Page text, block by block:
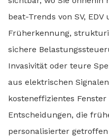
beat-Trends von SV,
Früherkennung,
sichere
Invasivität oder teure
aus elektrischen
kosteneffizientes
Entscheidungen, die
personalisierter